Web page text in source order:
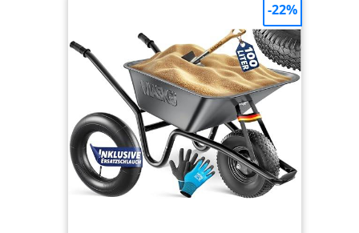
de haute qualité font de cette brouette une aide
fidèle pour tout type de travail physique. Grâce
aux arceaux de basculement intégrés, la brouette
peut être vidée sans problème ou posée contre un
mur de l'abri de voiture. 𝐏𝐎𝐋𝐘𝐕𝐀𝐋𝐄𝐍𝐓𝐄 : Qu’il
s’agisse de poser des carreaux, d’enlever des
gravats ou de transporter des outils lourds, si
vous souhaitez construire une maison ou
effectuer des travaux dans la maison ou le jardin,
il est important de pouvoir compter à 100 % sur sa
brouette. La brouette de MASKO ne vous laisse
pas tomber et ne doit manquer sur aucun
chantier. 𝐑É𝐒𝐈𝐒𝐓𝐀𝐍𝐓𝐄 𝐀𝐔𝐗 𝐈𝐍𝐓𝐄𝐌𝐏É𝐑𝐈𝐄𝐒 : La
boue, la pluie et la terre mouillée n’ont aucun effet
sur ce chariot de grande qualité : grâce à son bac
en tôle galvanisée, il est extrêmement résistant
-22%